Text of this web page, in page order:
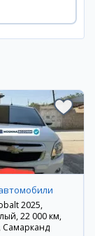
2025,
22 000 км,
Самарканд